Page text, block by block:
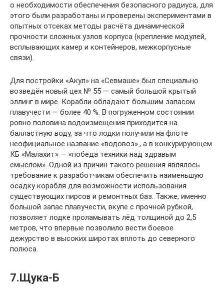
о необходимости обеспечения безопасного радиуса, для
этого были разработаны и проверены экспериментами в
опытных отсеках методы расчёта динамической
прочности сложных узлов корпуса (крепление модулей,
всплывающих камер и контейнеров, межкорпусные
связи).
Для постройки «Акул» на «Севмаше» был специально
возведён новый цех № 55 — самый большой крытый
эллинг в мире. Корабли обладают большим запасом
плавучести — более 40 %. В погруженном состоянии
ровно половина водоизмещения приходится на
балластную воду, за что лодки получили на флоте
неофициальное название «водовоз»., а в конкурирующем
КБ «Малахит» — «победа техники над здравым
смыслом». Одной из причин такого решения являлось
требование к разработчикам обеспечить наименьшую
осадку корабля для возможности использования
существующих пирсов и ремонтных баз. Также, именно
большой запас плавучести, вкупе с прочной рубкой,
позволяет лодке проламывать лёд толщиной до 2,5
метров, что впервые позволило вести боевое
дежурство в высоких широтах вплоть до северного
полюса.
7.Щука-Б